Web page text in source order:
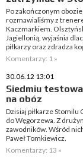
Po zakończonym
rozmawialiśmy z
Kaczmarkiem.
Jagiellonią, wyjaśnia
piłkarzy oraz zdradza
Komentarzy: 1 »
30.06.12 13:01
Siedmiu
na obóz
Dzisiaj piłkarze Stomilu
do Węgorzewa. Z
zawodników. Wśród
Paweł Tomkiewicz.
Komentarzy: 13 »